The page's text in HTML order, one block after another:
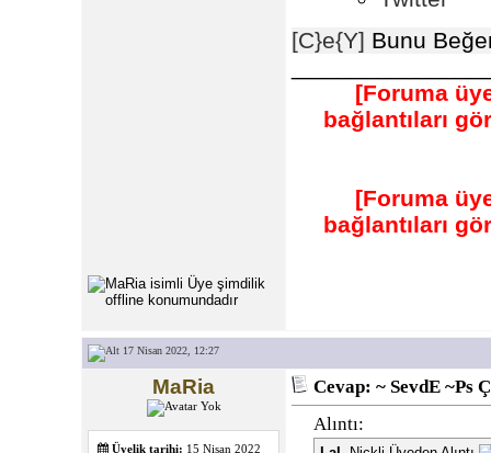
[C}e{Y] Bunu
[Foruma
bağlantıları
[Foruma
bağlantıları
17 Nisan 2022, 12:27
MaRia
Üyelik tarihi: 15 Nisan 2022
Cevap: ~ SevdE ~Ps
Alıntı: